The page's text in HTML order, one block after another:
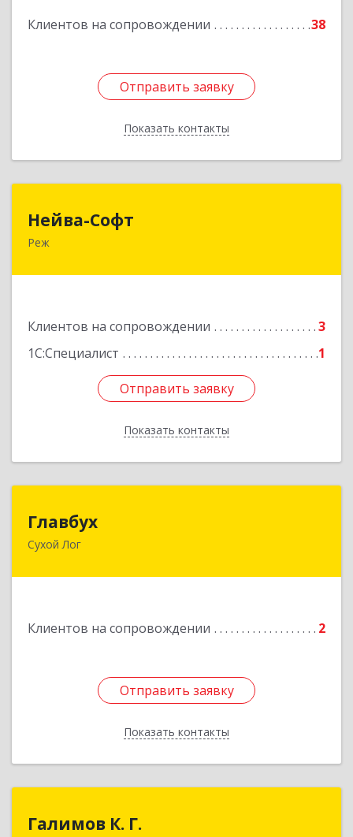
Клиентов на сопровождении 38
Отправить заявку
Показать контакты
Отправить заявку
Назад
Нейва-Софт
Реж
Клиентов на сопровождении
3
1С:Специалист
1
Отправить заявку
Показать контакты
623750, Свердловская обл, Режевской р-н, Реж
Отправить заявку
Назад
Главбух
Сухой Лог
Клиентов на сопровождении 2
Отправить заявку
Показать контакты
Отправить заявку
Назад
Галимов К. Г.